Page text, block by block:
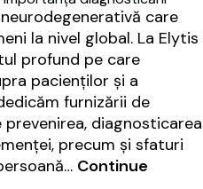
care
la nivel global. La Elytis
profund pe care
pacienților și a
furnizării de
diagnosticarea
precum și sfaturi
Continue